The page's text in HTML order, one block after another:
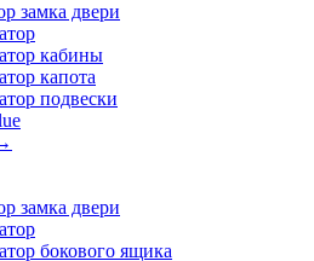
замка двери
кабины
капота
подвески
замка двери
бокового ящика